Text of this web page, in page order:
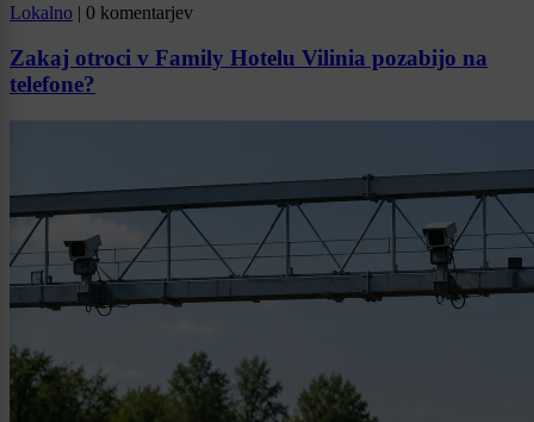
Lokalno | 0 komentarjev
Zakaj otroci v Family Hotelu Vilinia pozabijo na
telefone?